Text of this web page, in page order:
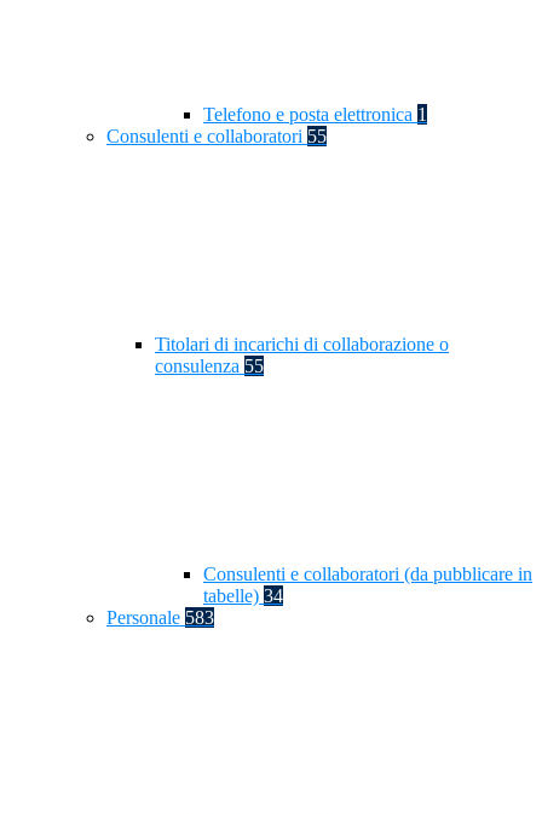
Telefono e posta elettronica 1
Consulenti e collaboratori 55
Titolari di incarichi di collaborazione o
consulenza 55
Consulenti e collaboratori (da pubblicare in
tabelle) 34
Personale 583